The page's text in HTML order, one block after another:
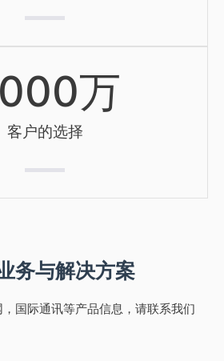
万
客户的选择
务与解决方案
国际通讯等产品信息，请联系我们